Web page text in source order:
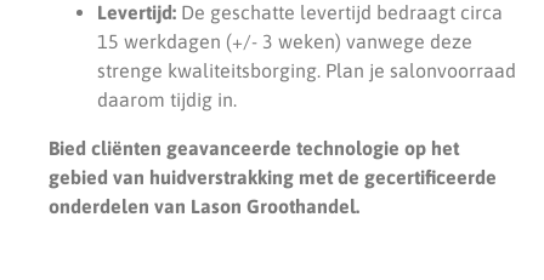
Levertijd: De geschatte levertijd bedraagt circa
15 werkdagen (+/- 3 weken) vanwege deze
strenge kwaliteitsborging. Plan je salonvoorraad
daarom tijdig in.
Bied cliënten geavanceerde technologie op het
gebied van huidverstrakking met de gecertificeerde
onderdelen van Lason Groothandel.